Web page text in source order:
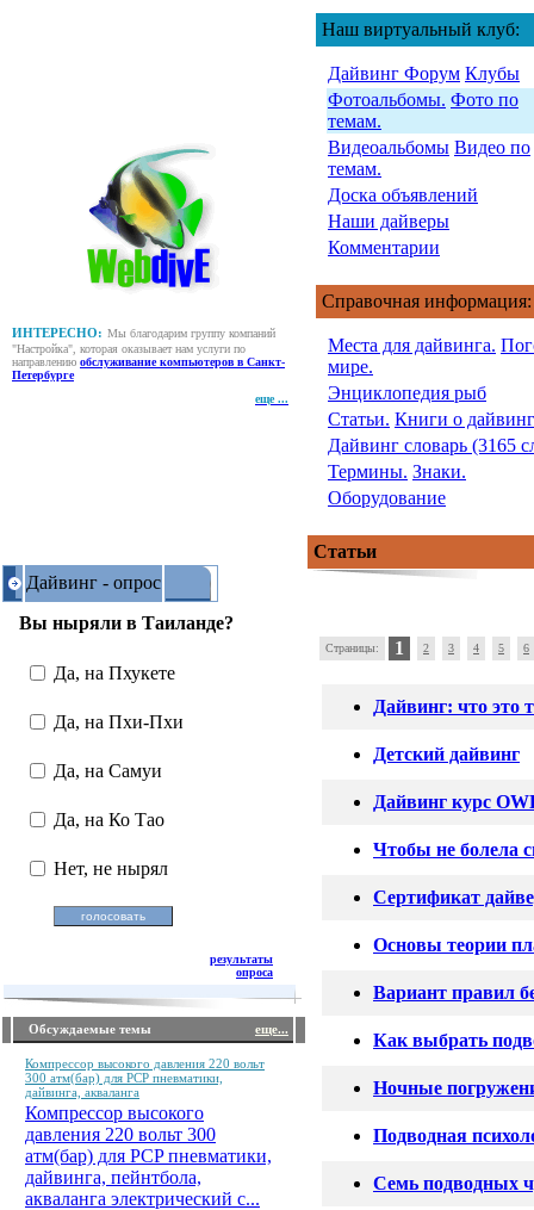
ИНТЕРЕСНО: Мы благодарим группу компаний
"Настройка", которая оказывает нам услуги по
направлению обслуживание компьютеров в Санкт-
Петербурге
еще ...
Наш виртуальный клуб:
Дайвинг Форум Клубы
Фотоальбомы. Фото по
темам.
Видеоальбомы Видео по
темам.
Доска объявлений
Наши дайверы
Комментарии
Справочная информация:
Места для дайвинга.
мире.
Энциклопедия рыб
Статьи. Книги о
Дайвинг словарь (3165
Термины. Знаки.
Оборудование
Дайвинг - опрос
Вы ныряли в Таиланде?
Да, на Пхукете
Да, на Пхи-Пхи
Да, на Самуи
Да, на Ко Тао
Нет, не нырял
результаты
опроса
Обсуждаемые темы еще...
Компрессор высокого давления 220 вольт
300 атм(бар) для PCP пневматики,
дайвинга, акваланга
Компрессор высокого
давления 220 вольт 300
атм(бар) для PCP пневматики,
дайвинга, пейнтбола,
акваланга электрический c...
Статьи
Страницы: 1 2 3 4 5 6
Дайвинг: что это
Детский дайвинг
Дайвинг курс
Чтобы не болела
Сертификат
Основы теории
Вариант правил
Как выбрать
Ночные
Подводная
Семь подводных